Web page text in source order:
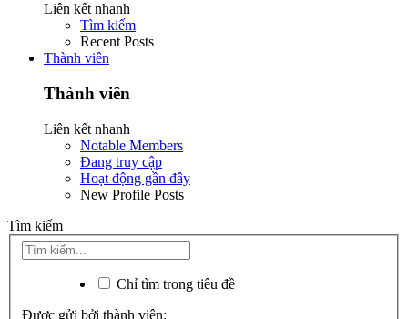
Liên kết nhanh
Tìm kiếm
Recent Posts
Thành viên
Thành viên
Liên kết nhanh
Notable Members
Đang truy cập
Hoạt động gần đây
New Profile Posts
Tìm kiếm
Chỉ tìm trong tiêu đề
Được gửi bởi thành viên: